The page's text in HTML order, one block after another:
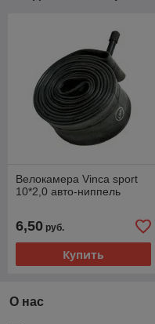
Велокамера Vinca sport
10*2,0 авто-ниппель
6,50 руб.
Купить
О нас